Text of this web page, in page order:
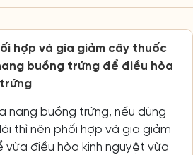
hợp và gia giảm cây thuốc
buồng trứng để điều hòa
nang buồng trứng, nếu dùng
thì nên phối hợp và gia giảm
điều hòa kinh nguyệt vừa